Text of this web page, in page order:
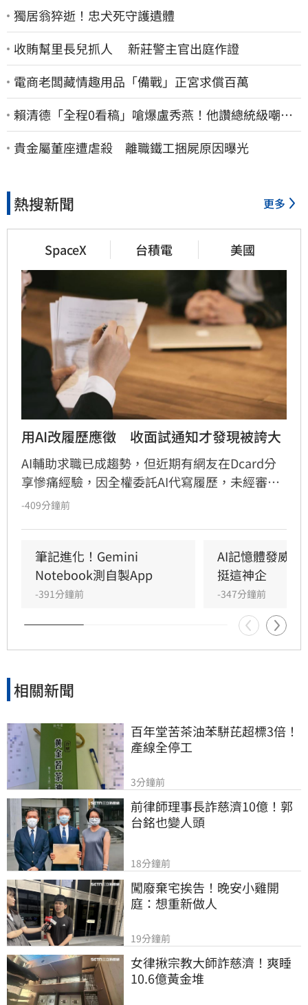
獨居翁猝逝！忠犬死守護遺體
收賄幫里長兒抓人 新莊警主官出庭作證
電商老闆藏情趣用品「備戰」正宮求償百萬
賴清德「全程0看稿」嗆爆盧秀燕！他讚總統級嘲
諷：把8年總帳一次掀翻
貴金屬董座遭虐殺 離職鐵工捆屍原因曝光
熱搜新聞 更多
SpaceX 台積電 美國
用AI改履歷應徵　收面試通知才發現被誇大
AI輔助求職已成趨勢，但近期有網友在Dcard分
享慘痛經驗，因全權委託AI代寫履歷，未經審核
即投遞，結果履歷被AI自動「腦補」誇大，將協
實際能力不符恐面臨社死。專家與網友建議，AI
僅適合作為修飾語句的工具，而非內容產出者。
求職者應先撰寫真實初稿，再請AI優化，並給予
明確指令避免誇大，最終審核仍需回歸自身，確
保履歷內容真實可靠，以免因誠信問題在面試環
節遭淘汰，影響職涯發展。
-409分鐘前
筆記進化！Gemini
Notebook測自製App
-391分鐘前
AI記憶體發威！
挺這神企
-347分鐘前
相關新聞
百年堂苦茶油苯駢芘超標3倍！
產線全停工
3分鐘前
前律師理事長詐慈濟10億！郭
台銘也變人頭
18分鐘前
闖廢棄宅挨告！晚安小雞開
庭：想重新做人
19分鐘前
女律揪宗教大師詐慈濟！爽睡
10.6億黃金堆